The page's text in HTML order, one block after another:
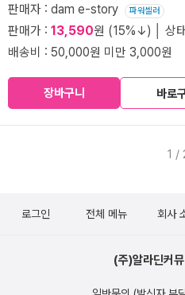
판매자 : dam e-story 파워셀러
판매가 : 13,590원 (15%↓) │ 상
배송비 : 50,000원 미만 3,000원
장바구니 바로
1 /
로그인 전체 메뉴 회사
(주)알라딘커